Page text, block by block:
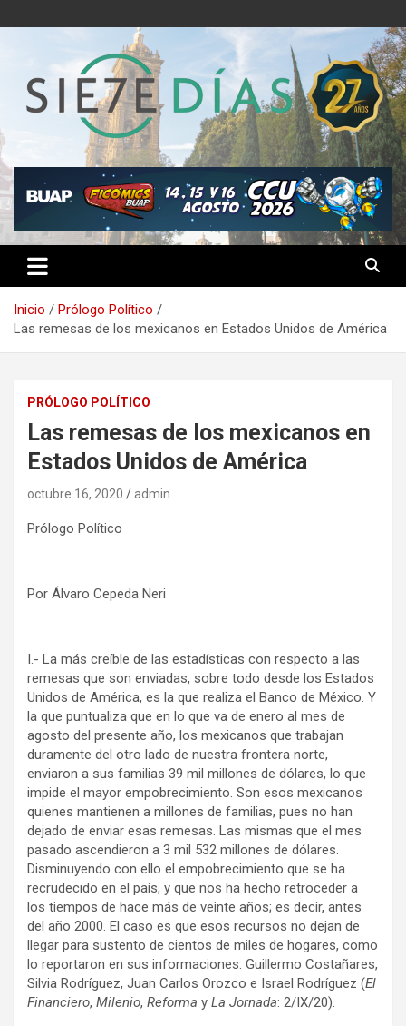
al
Semanario 7 Días
Inicio
Prólogo Político
Las remesas de los mexicanos en Estados Unidos de América
PRÓLOGO POLÍTICO
Las remesas de los mexicanos en
Estados Unidos de América
octubre 16, 2020 admin
Prólogo Político
Por Álvaro Cepeda Neri
I.- La más creíble de las estadísticas con respecto a las
remesas que son enviadas, sobre todo desde los Estados
Unidos de América, es la que realiza el Banco de México. Y
la que puntualiza que en lo que va de enero al mes de
agosto del presente año, los mexicanos que trabajan
duramente del otro lado de nuestra frontera norte,
enviaron a sus familias 39 mil millones de dólares, lo que
impide el mayor empobrecimiento. Son esos mexicanos
quienes mantienen a millones de familias, pues no han
dejado de enviar esas remesas. Las mismas que el mes
pasado ascendieron a 3 mil 532 millones de dólares.
Disminuyendo con ello el empobrecimiento que se ha
recrudecido en el país, y que nos ha hecho retroceder a
los tiempos de hace más de veinte años; es decir, antes
del año 2000. El caso es que esos recursos no dejan de
llegar para sustento de cientos de miles de hogares, como
lo reportaron en sus informaciones: Guillermo Costañares,
Silvia Rodríguez, Juan Carlos Orozco e Israel Rodríguez (El
Financiero, Milenio, Reforma y La Jornada: 2/IX/20).